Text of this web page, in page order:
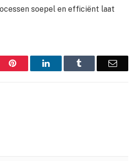
soepel en efficiënt laat
Pinterest LinkedIn Email